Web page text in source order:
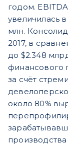
годом.
увеличилась
млн.
2017, в
до $2.348
финансового
за счёт
около 80%